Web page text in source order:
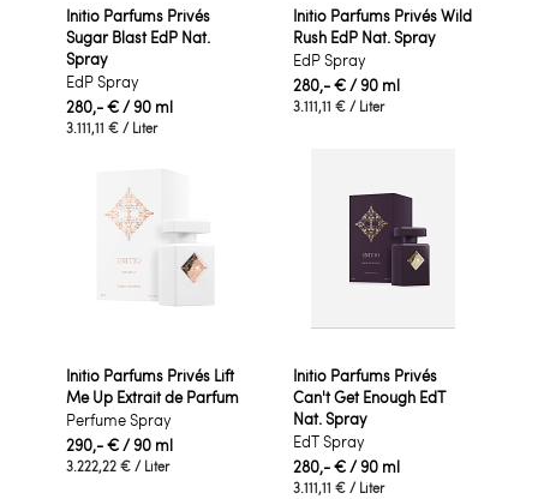
Initio Parfums Privés
Sugar Blast EdP Nat.
Spray
EdP Spray
280,- €/ 90 ml
3.111,11 € / Liter
Initio Parfums Privés Wild
Rush EdP Nat. Spray
EdP Spray
280,- €/ 90 ml
3.111,11 € / Liter
Initio Parfums Privés Lift
Me Up Extrait de Parfum
Perfume Spray
290,- €/ 90 ml
3.222,22 € / Liter
Initio Parfums Privés
Can't Get Enough EdT
Nat. Spray
EdT Spray
280,- €/ 90 ml
3.111,11 € / Liter